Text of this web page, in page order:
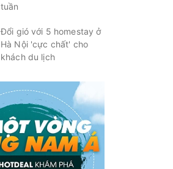
tuần
Đổi gió với 5 homestay ở
Hà Nội 'cực chất' cho
khách du lịch